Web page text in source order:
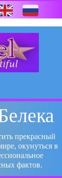
прекрасный
окунуться в
фактов.